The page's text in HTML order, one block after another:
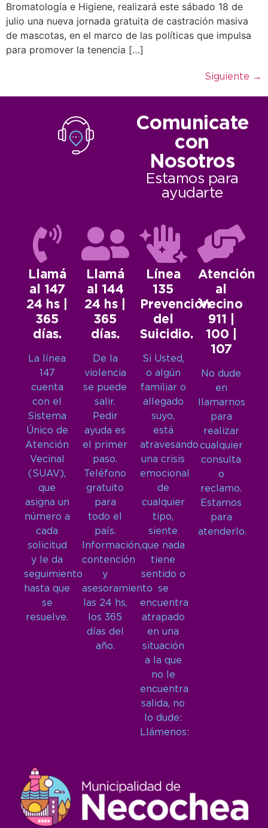
Bromatología e Higiene, realizará este sábado 18 de
julio una nueva jornada gratuita de castración masiva
de mascotas, en el marco de las políticas que impulsa
para promover la tenencia […]
Siguiente →
Comunicate
con
Nosotros
Estamos para
ayudarte
Llamá
al 147
24 hs |
365
días.
La línea
147
cuenta
con el
Sistema
Único de
Atención
Vecinal
(SUAV),
que
asigna un
número a
cada
solicitud
y le da
seguimiento
hasta que
se
resuelve.
Llamá
al 144
24 hs |
365
días.
De la
violencia
se puede
salir.
Pedir
ayuda es
el primer
paso.
Teléfono
gratuito
para
todo el
país.
Información,
contención
y
asesoramiento
las 24 hs,
los 365
días del
año.
Línea
135
Prevención
del
Suicidio.
Si Usted,
o algún
familiar o
allegado
suyo,
está
atravesando
una crisis
emocional
de
cualquier
tipo,
siente
que nada
tiene
sentido o
se
encuentra
atrapado
en una
situación
a la que
no le
encuentra
salida, no
lo dude:
Llámenos:
Atención
al
Vecino
911 |
100 |
107
No dude
en
llamarnos
para
realizar
cualquier
consulta
o
reclamo.
Estamos
para
atenderlo.